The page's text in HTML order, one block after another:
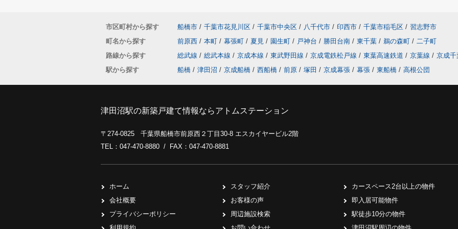
市区町村から探す 船橋市 / 千葉市花見川区 / 千葉市中央区 / 八千代市 / 印西市 / 千葉市稲毛区 / 習志野市
町名から探す
前原西 / 本町 / 幕張町 / 夏見 / 園生町 / 戸神台 / 勝田台南 / 東千葉 / 鵜の森町 / 二子町
路線から探す
総武線 / 総武本線 / 京成本線 / 東武野田線 / 京成電鉄松戸線 / 東葉高速鉄道 / 京葉線 / 京成千
駅から探す
船橋 / 津田沼 / 京成船橋 / 西船橋 / 前原 / 塚田 / 京成幕張 / 幕張 / 東船橋 / 高根公団
津田沼駅の新築戸建て情報ならアトムステーション
〒274-0825 千葉県船橋市前原西２丁目30-8 エスカイヤービル2階
TEL：047-470-8880 / FAX：047-470-8881
ホーム
会社概要
プライバシーポリシー
スタッフ紹介
お客様の声
周辺施設検索
カースペース2台以上の物件
即入居可能物件
駅徒歩10分の物件